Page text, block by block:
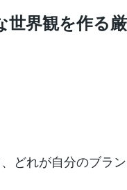
世界観を作る
どれが自分のブラ